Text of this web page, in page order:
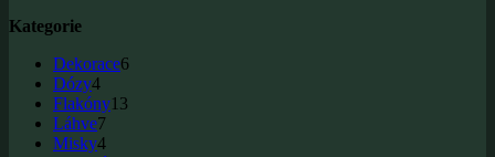
Kategorie
Dekorace66
Dózy44
produkty
Flakóny13
Láhve77
produkty
Misky44